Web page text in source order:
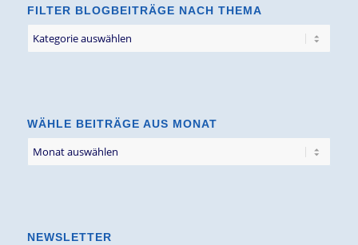
FILTER BLOGBEITRÄGE NACH THEMA
Blogbeiträge
WÄHLE BEITRÄGE AUS MONAT
NEWSLETTER